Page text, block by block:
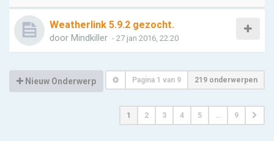
Weatherlink 5.9.2 gezocht.
door Mindkiller - 27 jan 2016, 22:20
Nieuw Onderwerp Pagina 1 van 9 219 onderwerpen
1 2 3 4 5 … 9